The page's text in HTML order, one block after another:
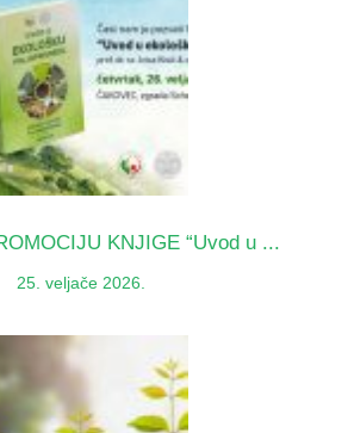
KNJIGE “Uvod u ...
25. veljače 2026.